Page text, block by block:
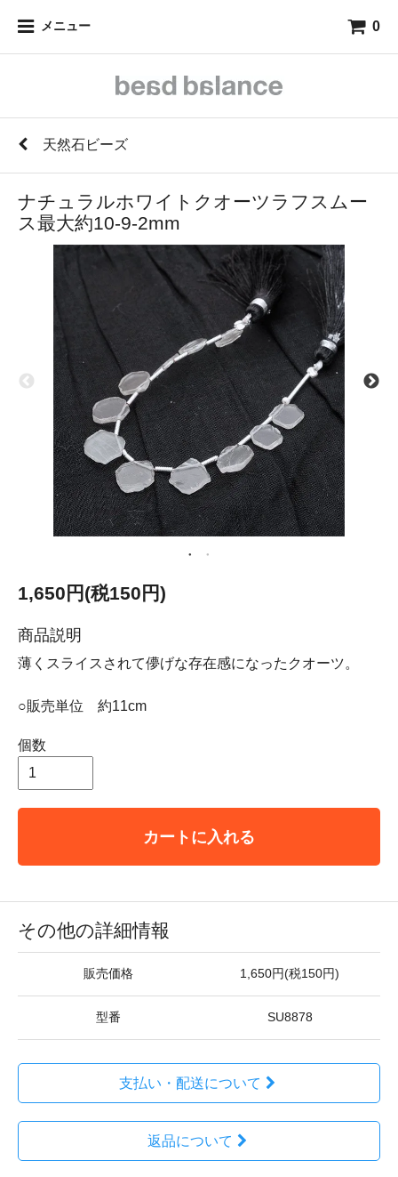
メニュー 0
天然石ビーズ
ナチュラルホワイトクオーツラフスムー
ス最大約10-9-2mm
1,650円(税150円)
商品説明
薄くスライスされて儚げな存在感になったクオーツ。
○販売単位 約11cm
個数
カートに入れる
その他の詳細情報
販売価格 1,650円(税150円)
型番 SU8878
支払い・配送について
返品について